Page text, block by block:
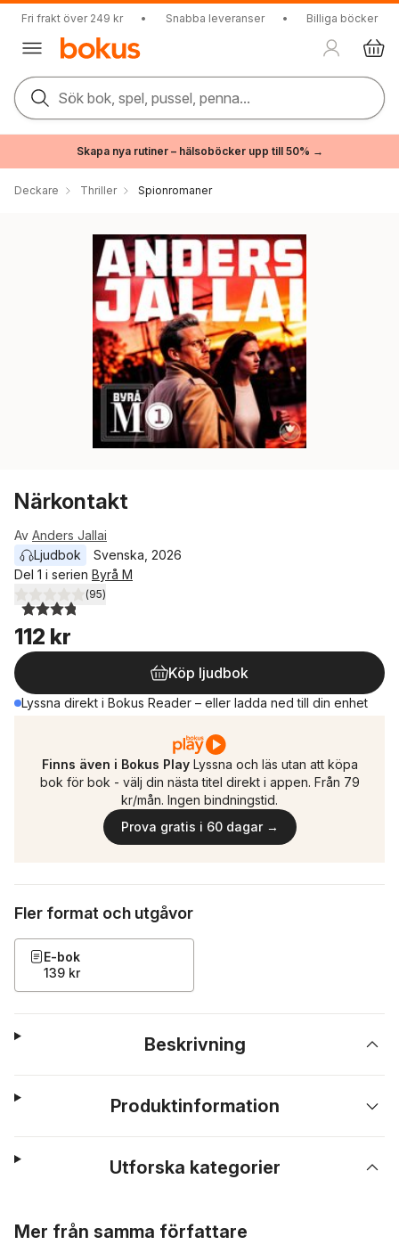
Fri frakt över 249 kr • Snabba leveranser • Billiga böcker
Sök bok, spel, pussel, penna...
Skapa nya rutiner – hälsoböcker upp till 50% →
Deckare Thriller Spionromaner
Närkontakt
Av Anders Jallai
Ljudbok
Svenska 2026
Del 1 i serien Byrå M
3,8utav 5 stjärnor. Totalt antal röster:
(95)
112 kr
Köp ljudbok
Lyssna direkt i Bokus Reader – eller ladda ned till din enhet
Finns även i Bokus Play Lyssna och läs utan att köpa
bok för bok - välj din nästa titel direkt i appen. Från 79
kr/mån. Ingen bindningstid.
Prova gratis i 60 dagar →
Fler format och utgåvor
E-bok
139 kr
Beskrivning
Produktinformation
Utforska kategorier
Mer från samma författare